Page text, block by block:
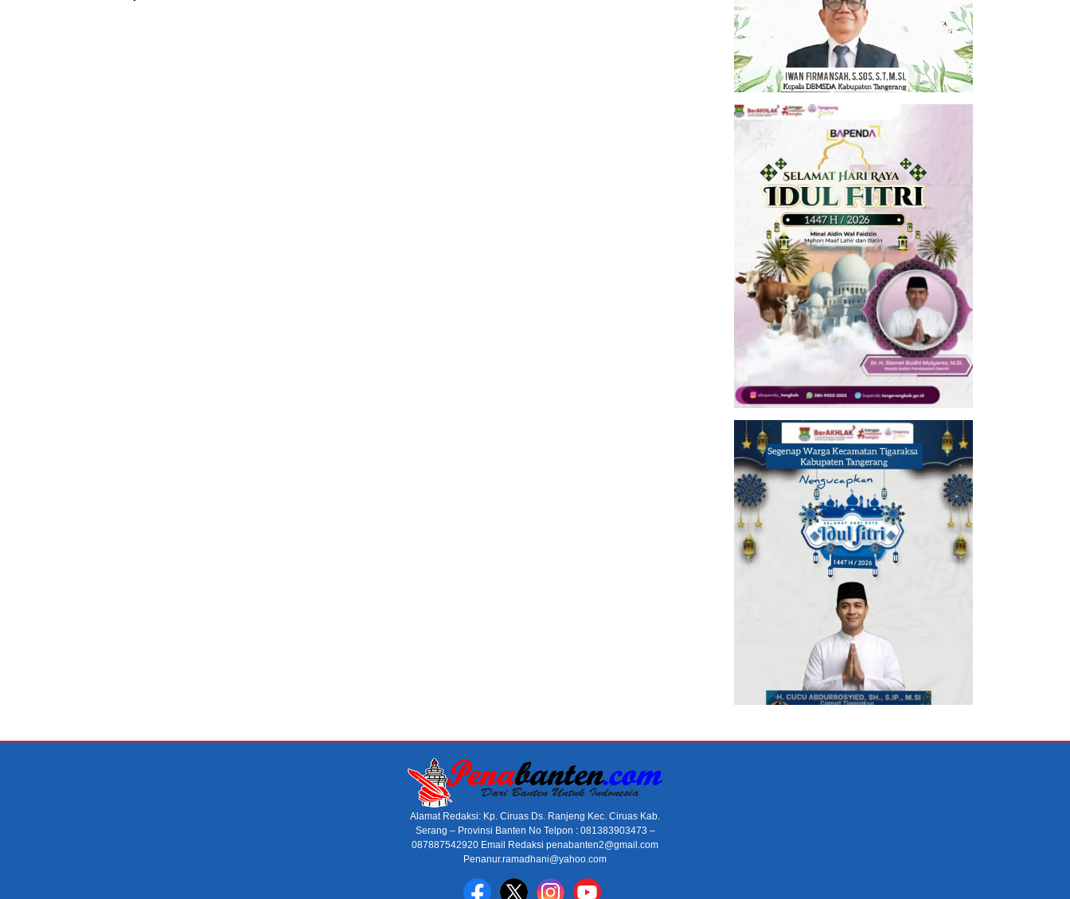
Alamat Redaksi: Kp. Ciruas Ds. Ranjeng Kec. Ciruas Kab.
Serang – Provinsi Banten No Telpon : 081383903473 –
087887542920 Email Redaksi penabanten2@gmail.com
Penanur.ramadhani@yahoo.com